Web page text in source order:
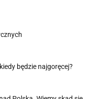
będzie najgoręcej?